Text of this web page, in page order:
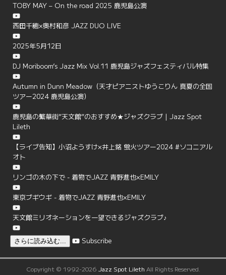
TOBY MAY – On the road 2025 鹿児島公演
西田千穂×奥村和彦 JAZZ DUO LIVE
2025年5月12日
DJ Moriboom’s Jazz Mix Vol.11 鹿児島ジャズフェスティバル特集
Autumn in Dunn Meadow（天才ピアニストゆうこりん 真夏の全国
ツアー2024 鹿児島公演）
鹿児島の繁華街”天文館”のおすすめ★ジャズクラブ | Jazz Spot
Lileth
【ライブ告知】小沼ようすけ×井上銘 蛍火ツアー2024 #ソコニアル
オト
リンゴの木の下で - 着物でJAZZ 青野進也×EMILY
東京ブギウギ - 着物でJAZZ 青野進也×EMILY
天文館ミリオネーションを一望できるジャズクラブ♪
さらに読み込む... Subscribe
Copyright © 1992-2026 Jazz Spot Lileth All Rights Reserved.